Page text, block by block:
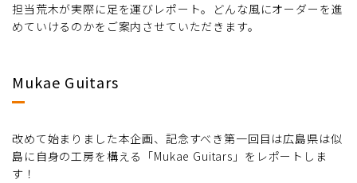
担当荒木が実際に足を運びレポート。どんな風にオーダーを進
めていけるのかをご案内させていただきます。
Mukae Guitars
改めて始まりました本企画、記念すべき第一回目は広島県は似
島に自身の工房を構える「Mukae Guitars」をレポートしま
す！